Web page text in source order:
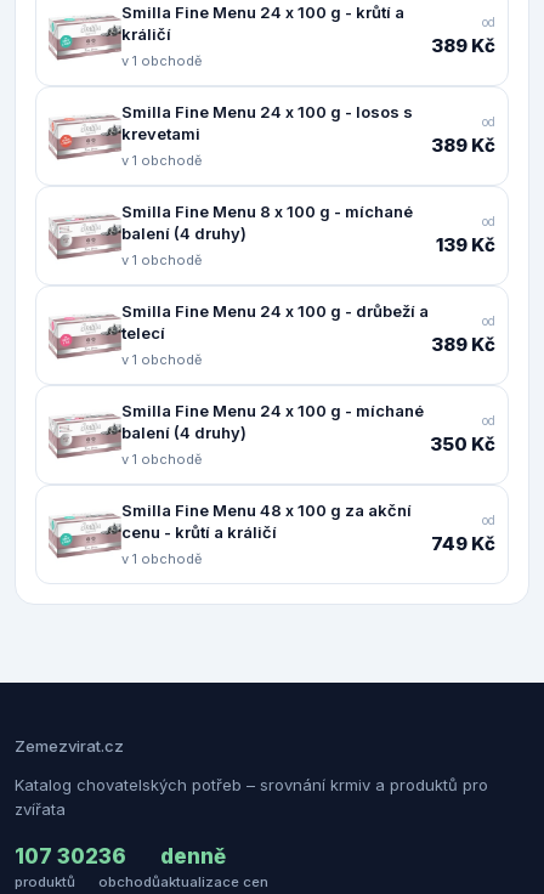
Smilla Fine Menu 24 x 100 g - krůtí a
králičí
v 1 obchodě
od
389 Kč
Smilla Fine Menu 24 x 100 g - losos s
krevetami
v 1 obchodě
od
389 Kč
Smilla Fine Menu 8 x 100 g - míchané
balení (4 druhy)
v 1 obchodě
od
139 Kč
Smilla Fine Menu 24 x 100 g - drůbeží a
telecí
v 1 obchodě
od
389 Kč
Smilla Fine Menu 24 x 100 g - míchané
balení (4 druhy)
v 1 obchodě
od
350 Kč
Smilla Fine Menu 48 x 100 g za akční
cenu - krůtí a králičí
v 1 obchodě
od
749 Kč
Zemezvirat.cz
Katalog chovatelských potřeb – srovnání krmiv a produktů pro
zvířata
107 302
produktů
36
obchodů
denně
aktualizace cen